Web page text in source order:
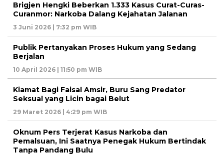
Brigjen Hengki Beberkan 1.333 Kasus Curat-Curas-
Curanmor: Narkoba Dalang Kejahatan Jalanan
3 Juni 2026 | 7:32 pm WIB
Publik Pertanyakan Proses Hukum yang Sedang
Berjalan
10 April 2026 | 11:50 pm WIB
Kiamat Bagi Faisal Amsir, Buru Sang Predator
Seksual yang Licin bagai Belut
29 Maret 2026 | 4:29 pm WIB
Oknum Pers Terjerat Kasus Narkoba dan
Pemalsuan, Ini Saatnya Penegak Hukum Bertindak
Tanpa Pandang Bulu